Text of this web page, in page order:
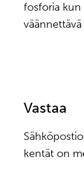
fosforia kun
Vastaa
kentät on